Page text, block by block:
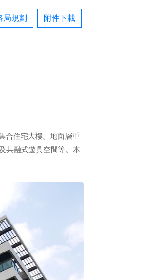
局規劃 附件下載
合住宅大樓。地面層重
共融式遊具空間等。本